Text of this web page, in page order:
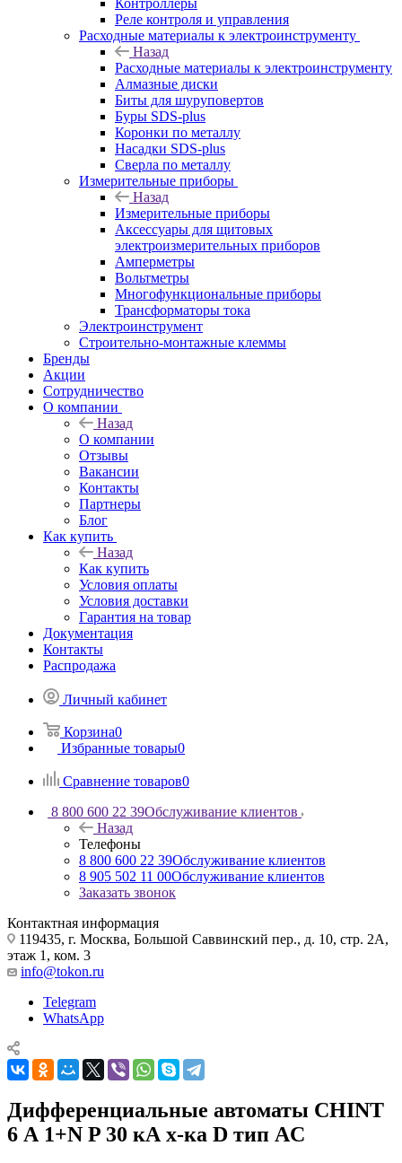
Контроллеры
Реле контроля и управления
Расходные материалы к электроинструменту
Назад
Расходные материалы к электроинструменту
Алмазные диски
Биты для шуруповертов
Буры SDS-plus
Коронки по металлу
Насадки SDS-plus
Сверла по металлу
Измерительные приборы
Назад
Измерительные приборы
Аксессуары для щитовых
электроизмерительных приборов
Амперметры
Вольтметры
Многофункциональные приборы
Трансформаторы тока
Электроинструмент
Строительно-монтажные клеммы
Бренды
Акции
Сотрудничество
О компании
Назад
О компании
Отзывы
Вакансии
Контакты
Партнеры
Блог
Как купить
Назад
Как купить
Условия оплаты
Условия доставки
Гарантия на товар
Документация
Контакты
Распродажа
Личный кабинет
Корзина0
Избранные товары0
Сравнение товаров0
8 800 600 22 39Обслуживание клиентов
Назад
Телефоны
8 800 600 22 39Обслуживание клиентов
8 905 502 11 00Обслуживание клиентов
Заказать звонок
Контактная информация
119435, г. Москва, Большой Саввинский пер., д. 10, стр. 2А,
этаж 1, ком. 3
info@tokon.ru
Telegram
WhatsApp
Дифференциальные автоматы CHINT
6 А 1+N P 30 кА х-ка D тип AC